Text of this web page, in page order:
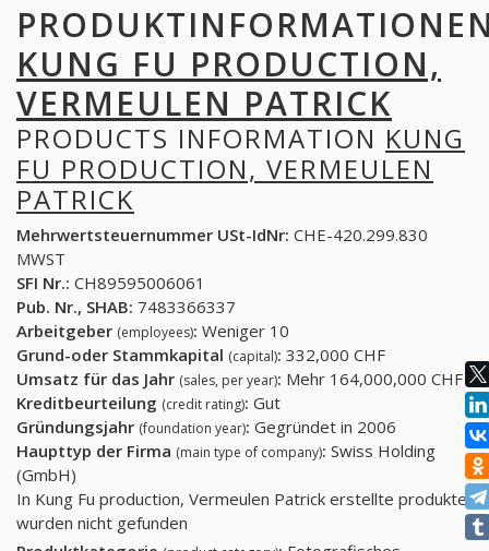
KUNG FU PRODUCTION,
VERMEULEN PATRICK
PRODUCTS INFORMATION KUNG
FU PRODUCTION, VERMEULEN
PATRICK
Mehrwertsteuernummer USt-IdNr: CHE-420.299.830
MWST
SFI Nr.: CH89595006061
Pub. Nr., SHAB: 7483366337
Arbeitgeber (employees): Weniger 10
Grund-oder Stammkapital (capital): 332,000 CHF
Umsatz für das Jahr (sales, per year): Mehr 164,000,000 CHF
Kreditbeurteilung (credit rating): Gut
Gründungsjahr (foundation year): Gegründet in 2006
Haupttyp der Firma (main type of company): Swiss Holding
(GmbH)
In Kung Fu production, Vermeulen Patrick erstellte produkte
wurden nicht gefunden